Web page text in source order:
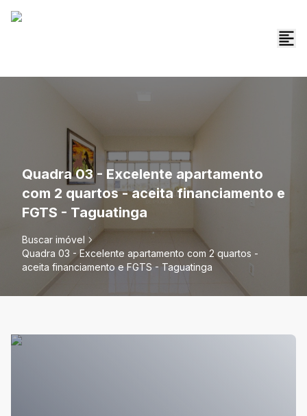
Quadra 03 - Excelente apartamento
com 2 quartos - aceita financiamento e
FGTS - Taguatinga
Buscar imóvel
Quadra 03 - Excelente apartamento com 2 quartos -
aceita financiamento e FGTS - Taguatinga